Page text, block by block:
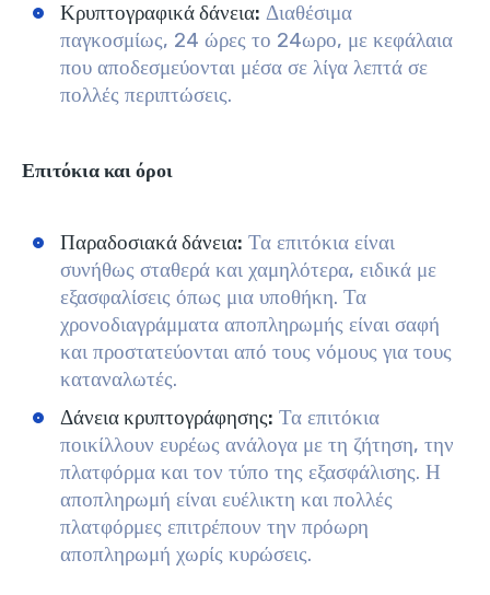
Κρυπτογραφικά δάνεια: Διαθέσιμα
παγκοσμίως, 24 ώρες το 24ωρο, με κεφάλαια
που αποδεσμεύονται μέσα σε λίγα λεπτά σε
πολλές περιπτώσεις.
Επιτόκια και όροι
Παραδοσιακά δάνεια: Τα επιτόκια είναι
συνήθως σταθερά και χαμηλότερα, ειδικά με
εξασφαλίσεις όπως μια υποθήκη. Τα
χρονοδιαγράμματα αποπληρωμής είναι σαφή
και προστατεύονται από τους νόμους για τους
καταναλωτές.
Δάνεια κρυπτογράφησης: Τα επιτόκια
ποικίλλουν ευρέως ανάλογα με τη ζήτηση, την
πλατφόρμα και τον τύπο της εξασφάλισης. Η
αποπληρωμή είναι ευέλικτη και πολλές
πλατφόρμες επιτρέπουν την πρόωρη
αποπληρωμή χωρίς κυρώσεις.